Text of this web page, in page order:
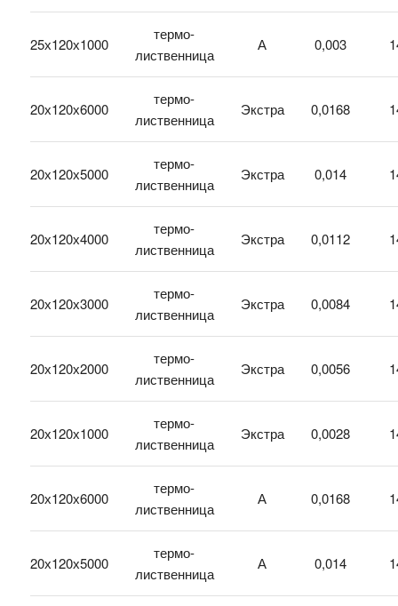
25х120х1000
термо-
лиственница
А 0,003
20х120х6000
термо-
лиственница
Экстра 0,0168
20х120х5000
термо-
лиственница
Экстра 0,014
20х120х4000
термо-
лиственница
Экстра 0,0112
20х120х3000
термо-
лиственница
Экстра 0,0084
20х120х2000
термо-
лиственница
Экстра 0,0056
20х120х1000
термо-
лиственница
Экстра 0,0028
20х120х6000
термо-
лиственница
А 0,0168
20х120х5000
термо-
лиственница
А 0,014